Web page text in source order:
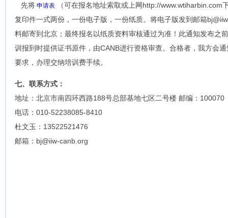
先将 申请表 （可在报名地址索取或上网http://www.wtiharbin.com
复印件一式两份，一份电子版，一份纸质。将电子版发到邮箱
料邮寄到北京；最终报名以纸质资料审核通过为准！此通知发布之
训报到时提供证书原件，由CANB进行资格审查。合格者，我方会
要求，办理交纳培训费手续。
七、联系方式：
地址：北京市南四环西路188号总部基地七区二号楼 邮编：100070
电话：010-52238085-8410
杜文玉：13522521476
邮箱：bj@iiw-canb.org